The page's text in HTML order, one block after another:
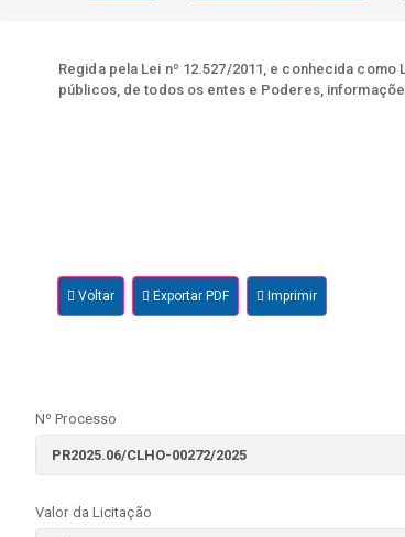
Regida pela Lei nº 12.527/2011, e conhecida
públicos, de todos os entes e Poderes,
Voltar Exportar PDF Imprimir
Nº Processo
Valor da Licitação